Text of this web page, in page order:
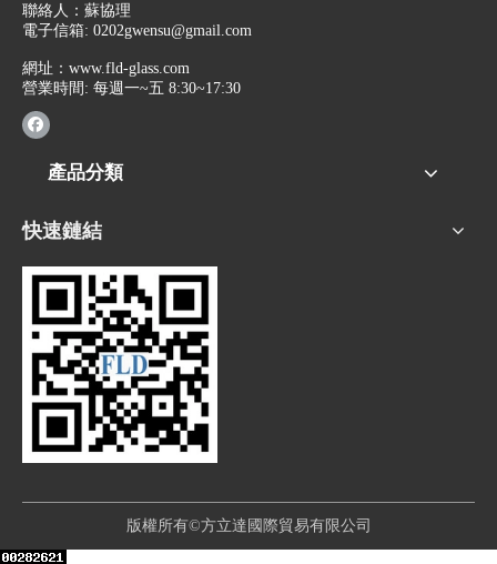
聯絡人：蘇協理
電子信箱: 0202gwensu@gmail.com
網址： www.fld-glass.com
營業時間: 每週一~五 8:30~17:30
產品分類
快速鏈結
版權所有©方立達國際貿易有限公司